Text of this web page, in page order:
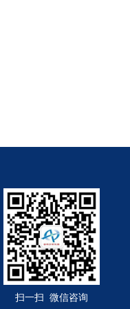
扫一扫 微信咨询